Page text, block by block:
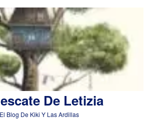
De Letizia
El Blog De Kiki Y Las Ardillas